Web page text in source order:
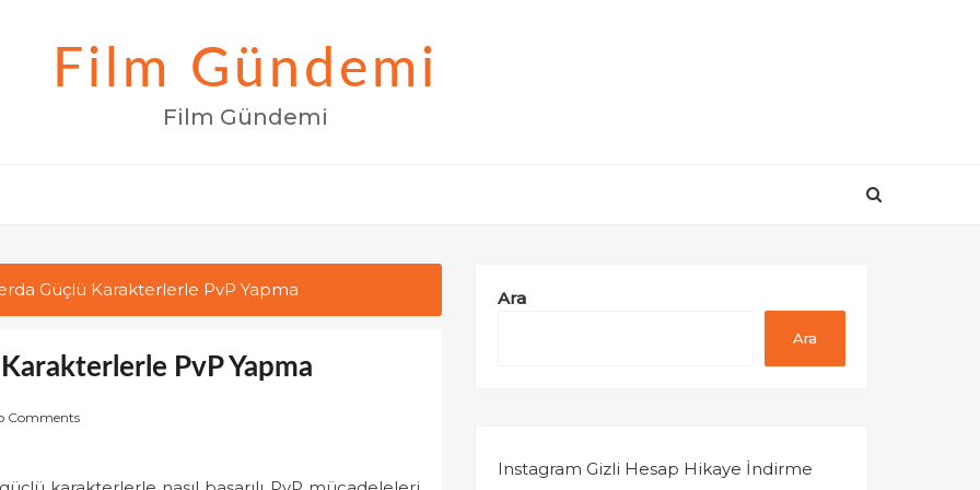
Film Gündemi
Film Gündemi
Güçlü Karakterlerle PvP Yapma
PvP Yapma
Comments
Ara
Ara
Instagram Gizli Hesap Hikaye İndirme